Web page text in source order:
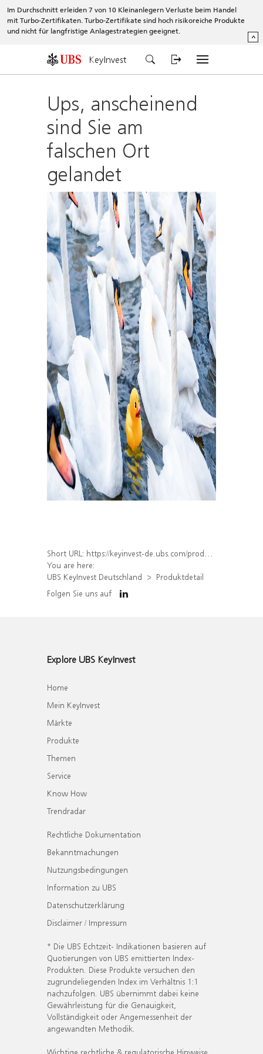
Im Durchschnitt erleiden 7 von 10 Kleinanlegern Verluste beim Handel
mit Turbo-Zertifikaten. Turbo-Zertifikate sind hoch risikoreiche Produkte
und nicht für langfristige Anlagestrategien geeignet.
^
KeyInvest
Ups, anscheinend
sind Sie am
falschen Ort
gelandet
Short URL: https://keyinvest-de.ubs.com/produkt/detail/index/isin/DE000WA8Q0V8
You are here:
UBS KeyInvest Deutschland
Produktdetail
Folgen Sie uns auf
Explore UBS KeyInvest
Home
Mein KeyInvest
Märkte
Produkte
Themen
Service
Know How
Trendradar
Rechtliche Dokumentation
Bekanntmachungen
Nutzungsbedingungen
Information zu UBS
Datenschutzerklärung
Disclaimer / Impressum
* Die UBS Echtzeit- Indikationen basieren auf
Quotierungen von UBS emittierten Index-
Produkten. Diese Produkte versuchen den
zugrundeliegenden Index im Verhältnis 1:1
nachzufolgen. UBS übernimmt dabei keine
Gewährleistung für die Genauigkeit,
Vollständigkeit oder Angemessenheit der
angewandten Methodik.